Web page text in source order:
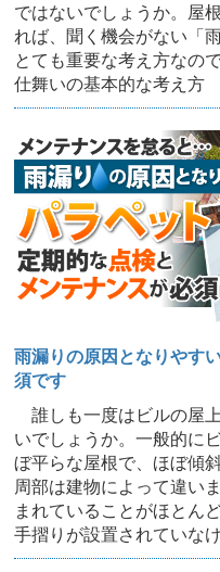
ではないでしょうか。屋
れば、聞く機会がない「
とても重要な考え方なの
仕舞いの基本的な考え
雨漏りの原因となりやす
須です
誰しも一度はビルの屋
いでしょうか。一般的に
ぼ平らな屋根で、ほぼ傾
周部は建物によって違い
まれていることがほとん
手摺りが設置されていな